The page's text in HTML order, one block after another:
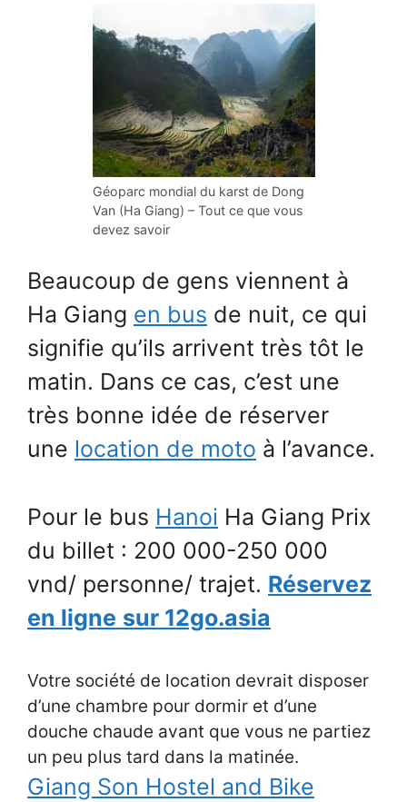
Géoparc mondial du karst de Dong
Van (Ha Giang) – Tout ce que vous
devez savoir
Beaucoup de gens viennent à
Ha Giang en bus de nuit, ce qui
signifie qu’ils arrivent très tôt le
matin. Dans ce cas, c’est une
très bonne idée de réserver
une location de moto à l’avance.
Pour le bus Hanoi Ha Giang Prix
du billet : 200 000-250 000
vnd/ personne/ trajet. Réservez
en ligne sur 12go.asia
Votre société de location devrait disposer
d’une chambre pour dormir et d’une
douche chaude avant que vous ne partiez
un peu plus tard dans la matinée.
Giang Son Hostel and Bike